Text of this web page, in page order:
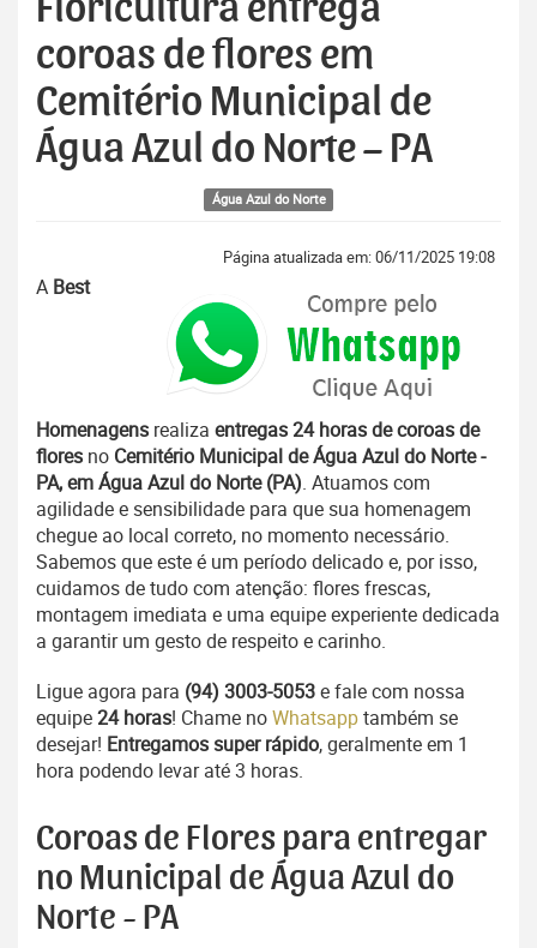
Floricultura entrega
coroas de flores em
Cemitério Municipal de
Água Azul do Norte – PA
Água Azul do Norte
Página atualizada em: 06/11/2025 19:08
A Best
Homenagens realiza entregas 24 horas de coroas de
flores no Cemitério Municipal de Água Azul do Norte -
PA, em Água Azul do Norte (PA). Atuamos com
agilidade e sensibilidade para que sua homenagem
chegue ao local correto, no momento necessário.
Sabemos que este é um período delicado e, por isso,
cuidamos de tudo com atenção: flores frescas,
montagem imediata e uma equipe experiente dedicada
a garantir um gesto de respeito e carinho.
Ligue agora para (94) 3003-5053e fale com nossa
equipe24 horas! Chame noWhatsapptambém se
desejar! Entregamos super rápido, geralmente em 1
hora podendo levar até 3 horas.
Coroas de Flores para entregar
no Municipal de Água Azul do
Norte - PA